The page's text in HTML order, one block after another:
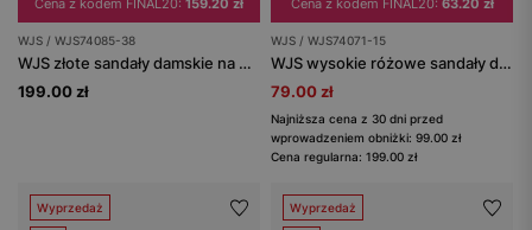
WJS / WJS74085-38
WJS złote sandały damskie na wysokiej szpilce
199.00 zł
WJS / WJS74071-15
WJS wysokie różowe sandały damskie na platformie
79.00 zł
Najniższa cena z 30 dni przed
wprowadzeniem obniżki: 99.00 zł
Cena regularna: 199.00 zł
Wyprzedaż Wyprzedaż